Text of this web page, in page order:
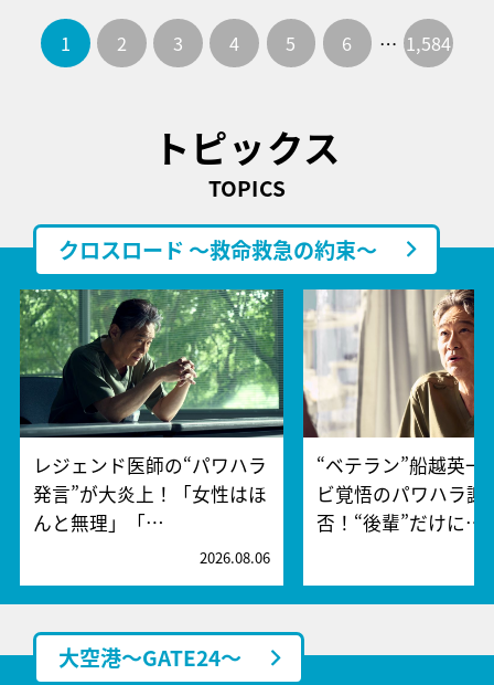
1 2 3 4 5 6 … 1,584
トピックス
TOPICS
クロスロード ～救命救急の約束～
レジェンド医師の“パワハラ
発言”が大炎上！「女性はほ
んと無理」「…
2026.08.06
“ベテラン”船越英一
ビ覚悟のパワハラ謝
否！“後輩”だけに…
大空港～GATE24～